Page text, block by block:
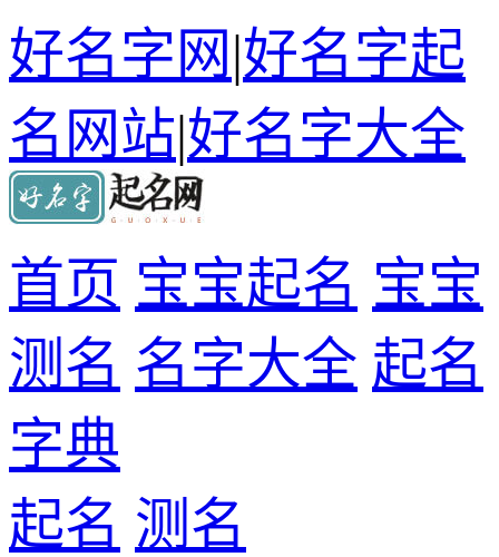
好名字网|好名字起
名网站|好名字大全
首页 宝宝起名 宝宝
测名 名字大全 起名
字典
起名 测名